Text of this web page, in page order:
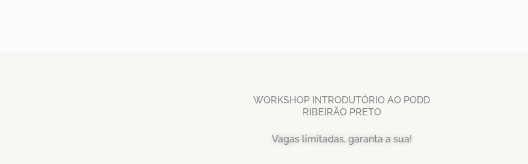
WORKSHOP INTRODUTÓRIO AO PODD
RIBEIRÃO PRETO
Vagas limitadas, garanta a sua!